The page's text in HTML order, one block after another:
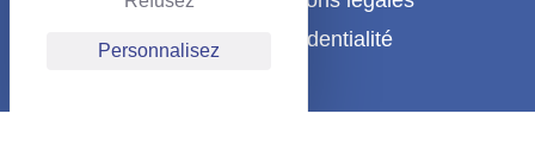
Personnalisez
Politique de confidentialité